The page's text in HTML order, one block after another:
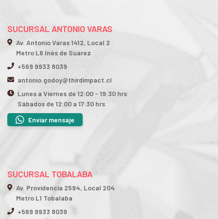
SUCURSAL ANTONIO VARAS
Av. Antonio Varas 1412, Local 2
Metro L6 Inés de Suarez
+569 9933 8039
antonio.godoy@thirdimpact.cl
Lunes a Viernes de 12:00 - 19:30 hrs
Sábados de 12:00 a 17:30 hrs
Enviar mensaje
SUCURSAL TOBALABA
Av. Providencia 2594, Local 204
Metro L1 Tobalaba
+569 9933 8039